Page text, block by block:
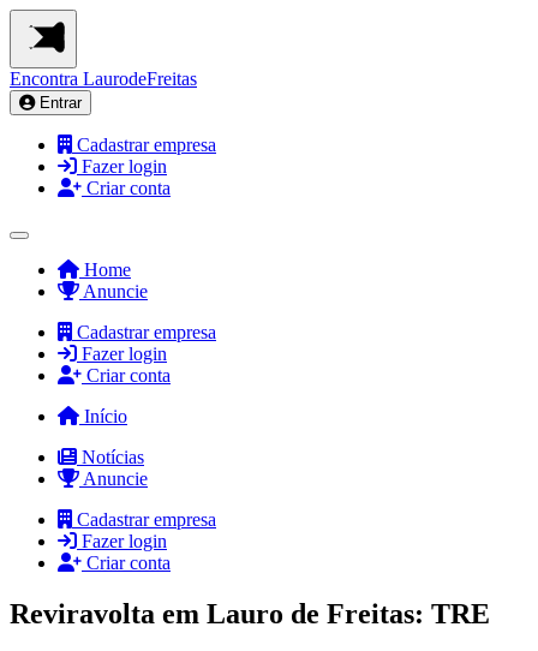
Encontra LaurodeFreitas
Entrar
Cadastrar empresa
Fazer login
Criar conta
Home
Anuncie
Cadastrar empresa
Fazer login
Criar conta
Início
Notícias
Anuncie
Cadastrar empresa
Fazer login
Criar conta
Reviravolta em Lauro de Freitas: TRE